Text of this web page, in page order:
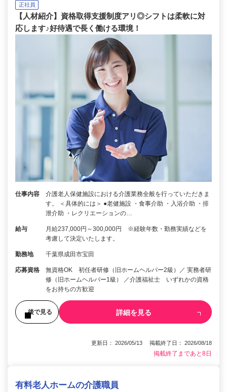
正社員
【人材紹介】資格取得支援制度アリ◎シフトは柔軟に対
応します♪好待遇で長く働ける環境！
仕事内容
介護老人保健施設における介護業務全般を行っていただきま
す。 ＜具体的には＞ ●老健施設 ・食事介助 ・入浴介助 ・排
泄介助 ・レクリエーションの…
給与
月給237,000円～300,000円 ※経験年数・勤務実績などを
考慮して決定いたします。
勤務地 千葉県成田市宝田
応募資格
無資格OK 初任者研修（旧ホームヘルパー2級）／ 実務者研
修（旧ホームヘルパー1級） ／介護福祉士 いずれかの資格
をお持ちの方歓迎
後で見る 詳細を見る
更新日： 2026/05/13 掲載終了日： 2026/08/18
掲載終了まであと8日
有料老人ホームの介護職員